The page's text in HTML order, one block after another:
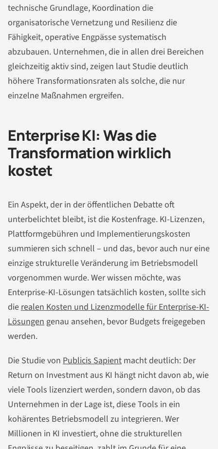
technische Grundlage, Koordination die
organisatorische Vernetzung und Resilienz die
Fähigkeit, operative Engpässe systematisch
abzubauen. Unternehmen, die in allen drei Bereichen
gleichzeitig aktiv sind, zeigen laut Studie deutlich
höhere Transformationsraten als solche, die nur
einzelne Maßnahmen ergreifen.
Enterprise KI: Was die
Transformation wirklich
kostet
Ein Aspekt, der in der öffentlichen Debatte oft
unterbelichtet bleibt, ist die Kostenfrage. KI-Lizenzen,
Plattformgebühren und Implementierungskosten
summieren sich schnell – und das, bevor auch nur eine
einzige strukturelle Veränderung im Betriebsmodell
vorgenommen wurde. Wer wissen möchte, was
Enterprise-KI-Lösungen tatsächlich kosten, sollte sich
die realen Kosten und Lizenzmodelle für Enterprise-KI-
Lösungen genau ansehen, bevor Budgets freigegeben
werden.
Die Studie von Publicis Sapient macht deutlich: Der
Return on Investment aus KI hängt nicht davon ab, wie
viele Tools lizenziert werden, sondern davon, ob das
Unternehmen in der Lage ist, diese Tools in ein
kohärentes Betriebsmodell zu integrieren. Wer
Millionen in KI investiert, ohne die strukturellen